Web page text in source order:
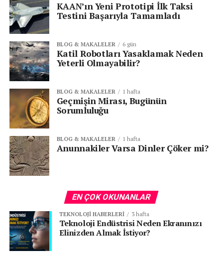
KAAN’ın Yeni Prototipi İlk Taksi
Testini Başarıyla Tamamladı
BLOG & MAKALELER 6 gün
Katil Robotları Yasaklamak Neden
Yeterli Olmayabilir?
BLOG & MAKALELER 1 hafta
Geçmişin Mirası, Bugünün
Sorumluluğu
BLOG & MAKALELER 1 hafta
Anunnakiler Varsa Dinler Çöker mi?
EN ÇOK OKUNANLAR
TEKNOLOJI HABERLERI 3 hafta
Teknoloji Endüstrisi Neden Ekranınızı
Elinizden Almak İstiyor?